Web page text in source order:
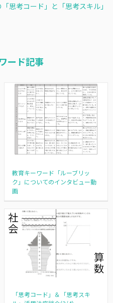
考コード」と「思考スキル」
ード記事
教育キーワード「ルーブリッ
ク」についてのインタビュー動
画
「思考コード」＆「思考スキ